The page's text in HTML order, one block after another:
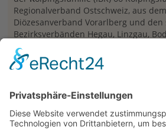
Regionalverband Ostschweiz, aus
Diözesanverband Vorarlberg und
Bezirksverbänden Hegau, Linzgau,
Oberschwaben, Westallgäu und
an.
Links
Mehr zur IBK